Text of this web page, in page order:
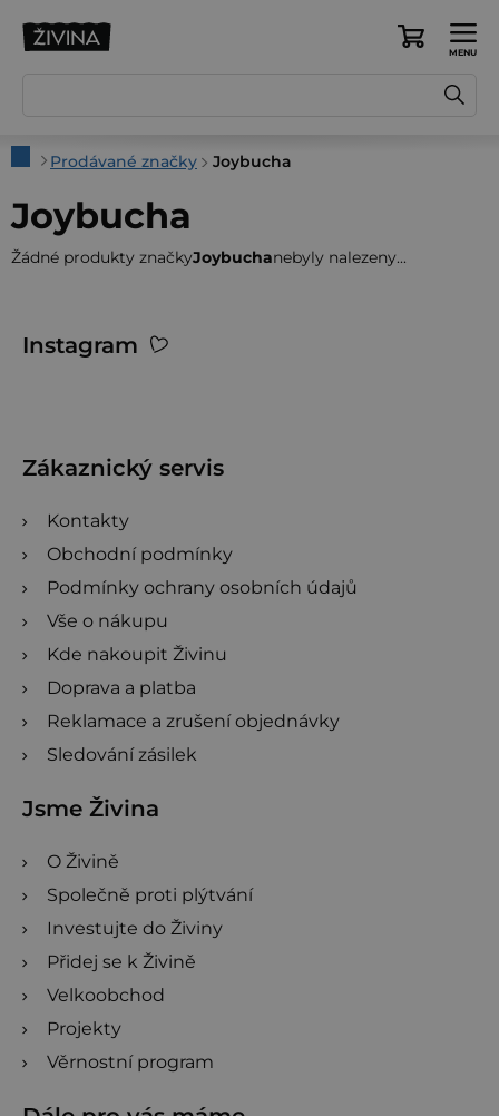
Nákupní
DomůProdávané značky Joybucha
Joybucha
Žádné produkty značkyJoybuchanebyly nalezeny...
Instagram
Zákaznický servis
Kontakty
Obchodní podmínky
Podmínky ochrany osobních údajů
Vše o nákupu
Kde nakoupit Živinu
Doprava a platba
Reklamace a zrušení objednávky
Sledování zásilek
Jsme Živina
O Živině
Společně proti plýtvání
Investujte do Živiny
Přidej se k Živině
Velkoobchod
Projekty
Věrnostní program